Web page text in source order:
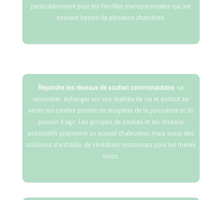
particulièrement pour les familles monoparentales qui ont
souvent besoin de plusieurs chambres.
Rejoindre les réseaux de soutien communautaire: se
rencontrer, échanger sur ses réalités de vie et surtout se
serrer les coudes permet de récupérer de la puissance et du
pouvoir d’agir. Les groupes de soutien et les réseaux
associatifs proposent un accueil chaleureux, mais aussi des
solutions d’entraide, de véritables ressources pour les mères
solos.